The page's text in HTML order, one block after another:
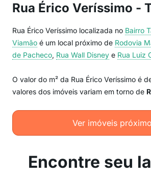
Rua Érico Veríssimo -
Rua Érico Veríssimo localizada no Bairro
Viamão é um local próximo de Rodovia
de Pacheco, Rua Wall Disney e Rua Luiz
O valor do m² da Rua Érico Veríssimo é
valores dos imóveis variam em torno de
Ver imóveis
Encontre seu